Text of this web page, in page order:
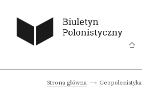
Strona główna Geopolonistyka